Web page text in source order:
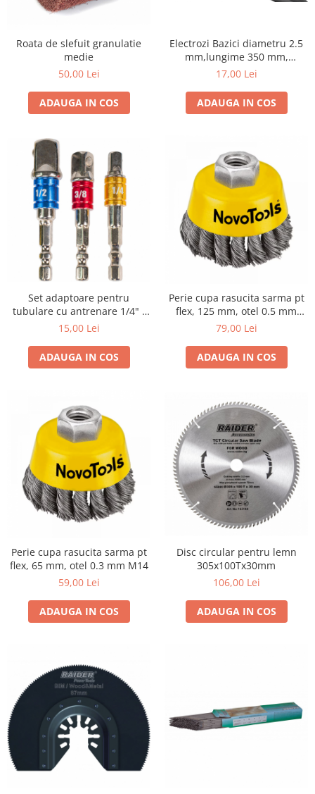
gard viu
Butoaie pentru vin
Fose Septice
Utilaje agricole
Motosape
Chiuvete Baie si Bucatarie
Scule electrice
Roata de slefuit granulatie
medie
50,00 Lei
ADAUGA IN COS
Electrozi Bazici diametru 2.5
mm,lungime 350 mm,
greutate 1 kg
17,00 Lei
ADAUGA IN COS
Set adaptoare pentru
tubulare cu antrenare 1/4" -
3/8" - 1/2
15,00 Lei
ADAUGA IN COS
Perie cupa rasucita sarma pt
flex, 125 mm, otel 0.5 mm
M14
79,00 Lei
ADAUGA IN COS
Perie cupa rasucita sarma pt
flex, 65 mm, otel 0.3 mm M14
59,00 Lei
ADAUGA IN COS
Disc circular pentru lemn
305x100Tx30mm
106,00 Lei
ADAUGA IN COS